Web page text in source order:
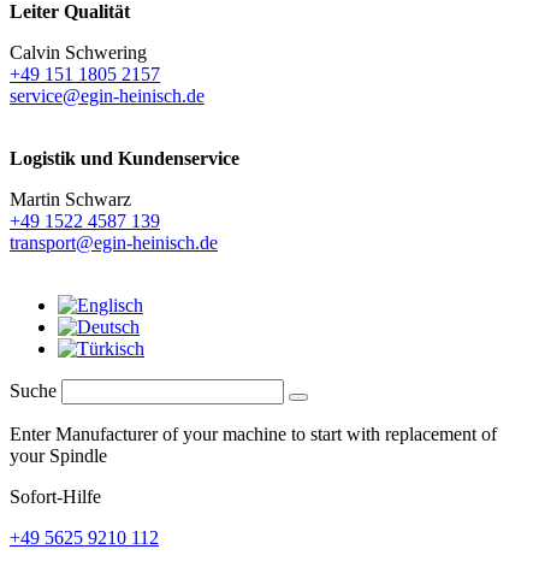
Leiter Qualität
Calvin Schwering
+49 151 1805 2157
service@egin-heinisch.de
Logistik und Kundenservice
Martin Schwarz
+49 1522 4587 139
transport@egin-heinisch.de
Suche
Enter Manufacturer of your machine to start with replacement of
your Spindle
Sofort-Hilfe
+49 5625 9210 112